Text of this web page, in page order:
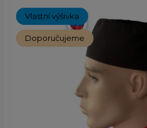
Vlastní výšivka
Doporučujeme